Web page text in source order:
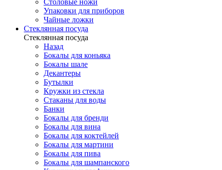
Упаковки для приборов
Чайные ложки
Стеклянная посуда
Стеклянная посуда
Назад
Бокалы для коньяка
Бокалы шале
Декантеры
Бутылки
Кружки из стекла
Стаканы для воды
Банки
Бокалы для бренди
Бокалы для вина
Бокалы для коктейлей
Бокалы для мартини
Бокалы для пива
Бокалы для шампанского